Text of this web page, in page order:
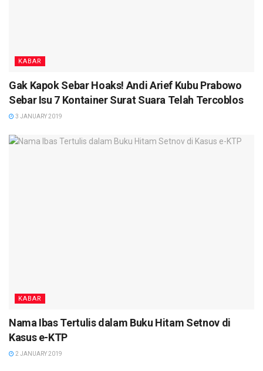
KABAR
Gak Kapok Sebar Hoaks! Andi Arief Kubu Prabowo
Sebar Isu 7 Kontainer Surat Suara Telah Tercoblos
3 JANUARY 2019
KABAR
Nama Ibas Tertulis dalam Buku Hitam Setnov di
Kasus e-KTP
2 JANUARY 2019